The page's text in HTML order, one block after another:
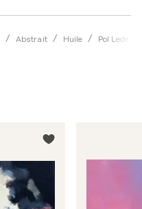
Abstrait Huile Pol Ledent